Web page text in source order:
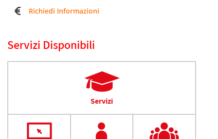
Richiedi Informazioni
Servizi Disponibili
Servizi